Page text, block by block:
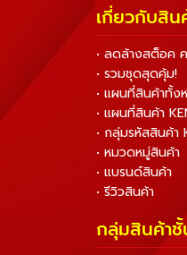
เกี่ยวกับสิน
• ลดล้างสต็อค
• รวมชุดสุดคุ้ม!
• แผนที่สินค้าทั้ง
• แผนที่สินค้า
• กลุ่มรหัสสินค้า
• หมวดหมู่สินค้า
• แบรนด์สินค้า
• รีวิวสินค้า
กลุ่มสินค้าชั้